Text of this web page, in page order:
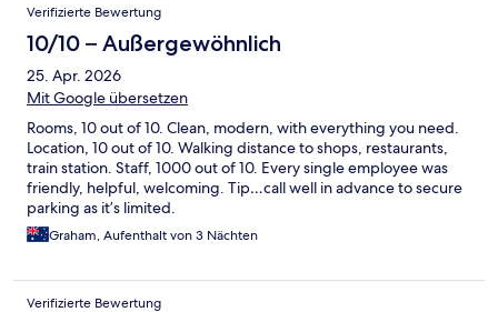
Verifizierte Bewertung
10/10 – Außergewöhnlich
25. Apr. 2026
Mit Google übersetzen
Rooms, 10 out of 10. Clean, modern, with everything you need.
Location, 10 out of 10. Walking distance to shops, restaurants,
train station. Staff, 1000 out of 10. Every single employee was
friendly, helpful, welcoming. Tip…call well in advance to secure
parking as it’s limited.
Graham, Aufenthalt von 3 Nächten
Verifizierte Bewertung